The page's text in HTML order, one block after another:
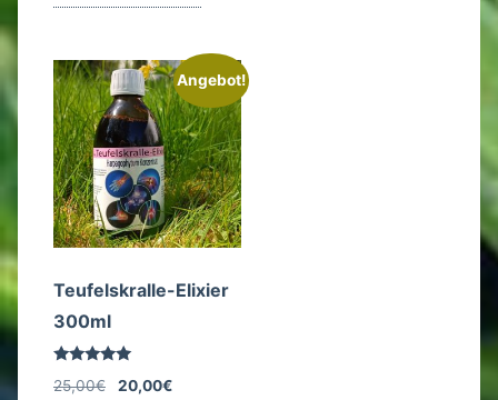
Angebot!
Teufelskralle-Elixier
300ml
mit
25,00€
Ursprünglicher
20,00€